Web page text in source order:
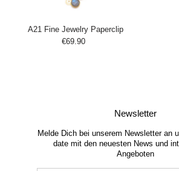
A21 Fine Jewelry Paperclip
Regulärer
€69.90
Newsletter
Melde Dich bei unserem Newsletter an
date mit den neuesten News und
Angeboten